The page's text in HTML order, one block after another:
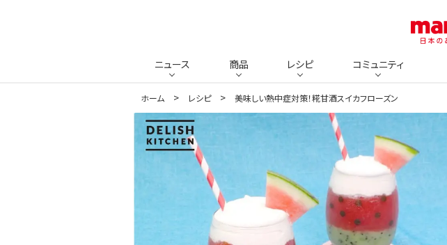
ニュース 商品 レシピ コミュニティ
ホーム レシピ 美味しい熱中症対策！糀甘酒スイカフローズン